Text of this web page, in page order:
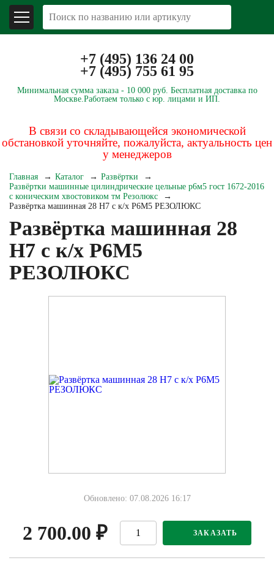
+7 (495) 136 24 00
+7 (495) 755 61 95
Минимальная сумма заказа - 10 000 руб. Бесплатная доставка по
Москве.Работаем только с юр. лицами и ИП.
В связи со складывающейся экономической
обстановкой уточняйте, пожалуйста, актуальность цен
у менеджеров
Главная Каталог
Развёртки
Развёртки машинные цилиндрические цельные р6м5 гост 1672-2016
с коническим хвостовиком тм Резолюкс
Развёртка машинная 28 Н7 с к/х Р6М5 РЕЗОЛЮКС
Развёртка машинная 28
Н7 с к/х Р6М5
РЕЗОЛЮКС
Обновлено: 07.08.2026 16:17
2 700.00 ₽ ЗАКАЗАТЬ